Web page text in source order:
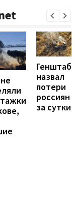
Генштаб
назвал
потери
россиян
за сутки